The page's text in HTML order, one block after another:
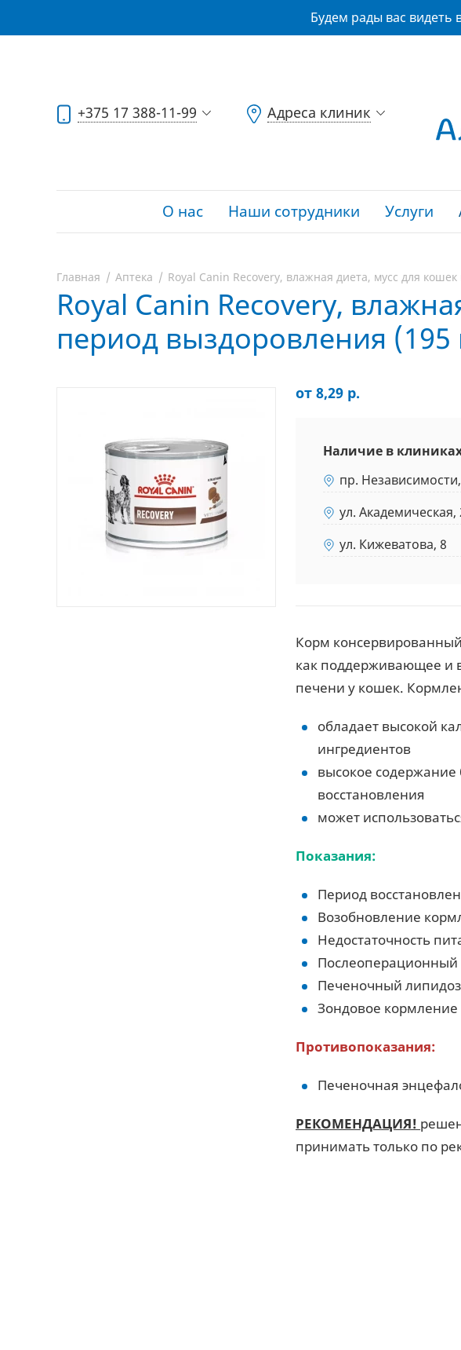
Будем рады вас видеть
+375 17 388-11-99 Адреса клиник
О нас Наши сотрудники Услуги
Главная Аптека Royal Canin Recovery, влажная диета, мусс для
Royal Canin Recovery,
период выздоровления (195
от 8,29 р.
Наличие в
пр.
ул. Академическая,
ул. Кижеватова, 8
Корм
как поддерживающее и
печени у кошек.
обладает высокой
ингредиентов
высокое
восстановления
может
Показания:
Период
Возобновление
Недостаточность
Послеоперационный
Печеночный липидоз
Зондовое кормление
Противопоказания:
Печеночная
РЕКОМЕНДАЦИЯ!
принимать только по